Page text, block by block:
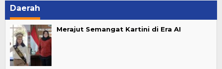
Daerah
Merajut Semangat Kartini di Era AI